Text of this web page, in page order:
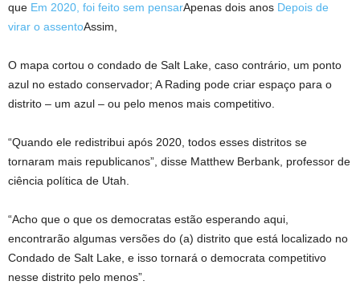
que Em 2020, foi feito sem pensarApenas dois anos Depois de
virar o assentoAssim,
O mapa cortou o condado de Salt Lake, caso contrário, um ponto
azul no estado conservador; A Rading pode criar espaço para o
distrito – um azul – ou pelo menos mais competitivo.
“Quando ele redistribui após 2020, todos esses distritos se
tornaram mais republicanos”, disse Matthew Berbank, professor de
ciência política de Utah.
“Acho que o que os democratas estão esperando aqui,
encontrarão algumas versões do (a) distrito que está localizado no
Condado de Salt Lake, e isso tornará o democrata competitivo
nesse distrito pelo menos”.